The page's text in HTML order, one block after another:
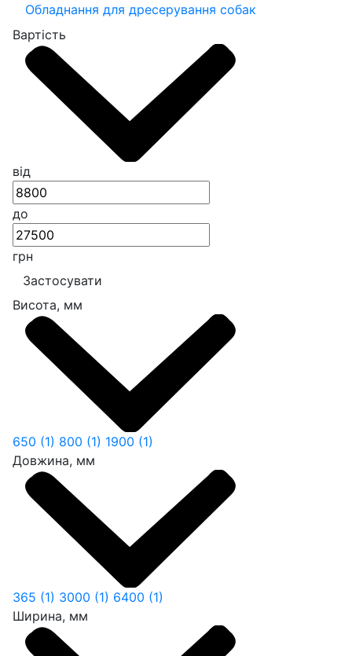
Обладнання для дресерування собак
Вартість
від
до
грн
Застосувати
Висота, мм
650 (1) 800 (1) 1900 (1)
Довжина, мм
365 (1) 3000 (1) 6400 (1)
Ширина, мм